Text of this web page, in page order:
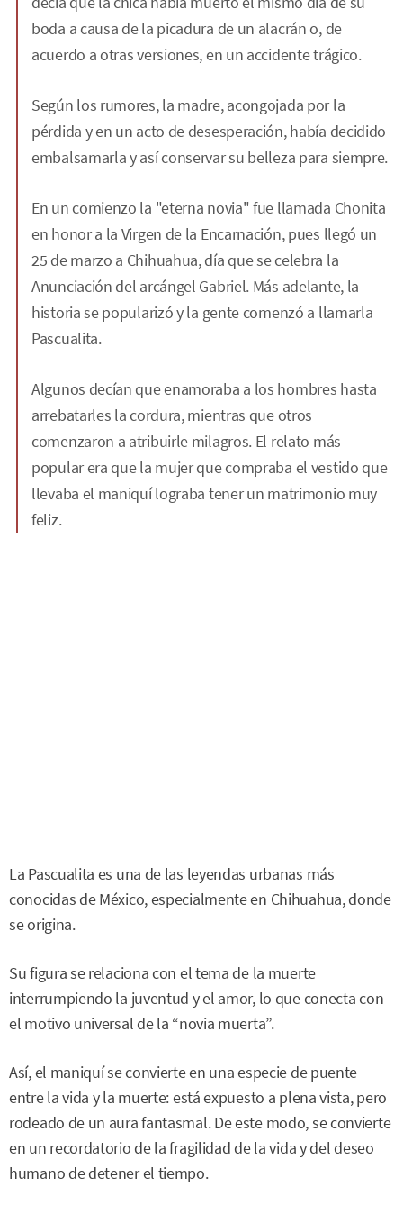
boda a causa de la picadura de un alacrán o, de
acuerdo a otras versiones, en un accidente trágico.
Según los rumores, la madre, acongojada por la
pérdida y en un acto de desesperación, había decidido
embalsamarla y así conservar su belleza para siempre.
En un comienzo la "eterna novia" fue llamada Chonita
en honor a la Virgen de la Encarnación, pues llegó un
25 de marzo a Chihuahua, día que se celebra la
Anunciación del arcángel Gabriel. Más adelante, la
historia se popularizó y la gente comenzó a llamarla
Pascualita.
Algunos decían que enamoraba a los hombres hasta
arrebatarles la cordura, mientras que otros
comenzaron a atribuirle milagros. El relato más
popular era que la mujer que compraba el vestido que
llevaba el maniquí lograba tener un matrimonio muy
feliz.
La Pascualita es una de las leyendas urbanas más
conocidas de México, especialmente en Chihuahua, donde
se origina.
Su figura se relaciona con el tema de la muerte
interrumpiendo la juventud y el amor, lo que conecta con
el motivo universal de la “novia muerta”.
Así, el maniquí se convierte en una especie de puente
entre la vida y la muerte: está expuesto a plena vista, pero
rodeado de un aura fantasmal. De este modo, se convierte
en un recordatorio de la fragilidad de la vida y del deseo
humano de detener el tiempo.